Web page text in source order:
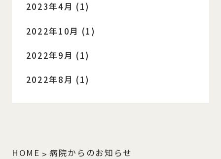
2023年4月 (1)
2022年10月 (1)
2022年9月 (1)
2022年8月 (1)
HOME
病院からのお知らせ